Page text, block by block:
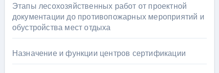
Этапы лесохозяйственных работ от проектной
документации до противопожарных мероприятий и
обустройства мест отдыха
Назначение и функции центров сертификации